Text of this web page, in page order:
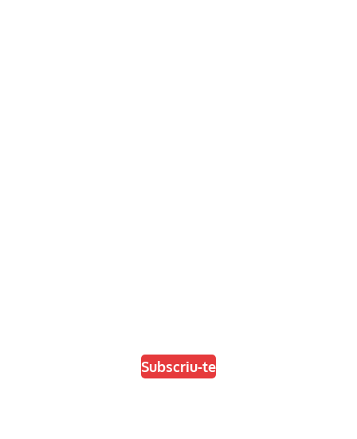
Subscriu-te